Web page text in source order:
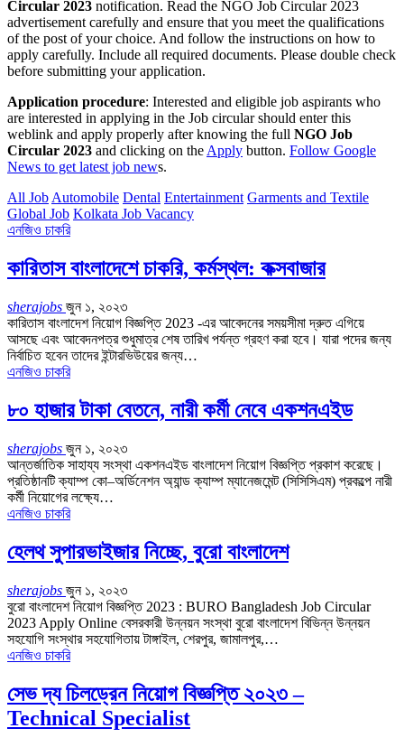
Circular 2023 notification. Read the NGO Job Circular 2023
advertisement carefully and ensure that you meet the qualifications
of the post of your choice. And follow the instructions on how to
apply carefully. Include all required documents. Please double check
before submitting your application.
Application procedure: Interested and eligible job aspirants who
are interested in applying in the Job circular should enter this
weblink and apply properly after knowing the full NGO Job
Circular 2023 and clicking on the Apply button. Follow Google
News to get latest job news.
All Job Automobile Dental Entertainment Garments and Textile
Global Job Kolkata Job Vacancy
এনজিও চাকরি
কারিতাস বাংলাদেশে চাকরি, কর্মস্থল: কক্সবাজার
sherajobs জুন ১, ২০২৩
কারিতাস বাংলাদেশ নিয়োগ বিজ্ঞপ্তি 2023 -এর আবেদনের সময়সীমা দ্রুত এগিয়ে
আসছে এবং আবেদনপত্র শুধুমাত্র শেষ তারিখ পর্যন্ত গ্রহণ করা হবে। যারা পদের জন্য
নির্বাচিত হবেন তাদের ইন্টারভিউয়ের জন্য…
এনজিও চাকরি
৮০ হাজার টাকা বেতনে, নারী কর্মী নেবে একশনএইড
sherajobs জুন ১, ২০২৩
আন্তর্জাতিক সাহায্য সংস্থা একশনএইড বাংলাদেশ নিয়োগ বিজ্ঞপ্তি প্রকাশ করেছে।
প্রতিষ্ঠানটি ক্যাম্প কো–অর্ডিনেশন অ্যান্ড ক্যাম্প ম্যানেজমেন্ট (সিসিসিএম) প্রকল্পে নারী
কর্মী নিয়োগের লক্ষ্যে…
এনজিও চাকরি
হেলথ সুপারভাইজার নিচ্ছে, বুরো বাংলাদেশ
sherajobs জুন ১, ২০২৩
বুরো বাংলাদেশ নিয়োগ বিজ্ঞপ্তি 2023 : BURO Bangladesh Job Circular
2023 Apply Online বেসরকারী উন্নয়ন সংস্থা বুরো বাংলাদেশ বিভিন্ন উন্নয়ন
সহযোগি সংস্থার সহযোগিতায় টাঙ্গাইল, শেরপুর, জামালপুর,…
এনজিও চাকরি
সেভ দ্য চিলড্রেন নিয়োগ বিজ্ঞপ্তি ২০২৩ –
Technical Specialist